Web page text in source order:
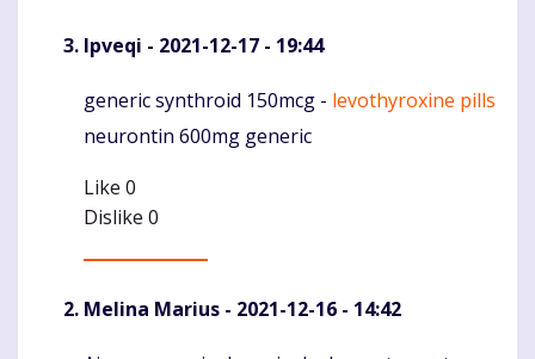
Ipveqi - 2021-12-17 - 19:44
Komentaras
generic synthroid 150mcg - levothyroxine pills
neurontin 600mg generic
Like 0
Dislike 0
Melina Marius - 2021-12-16 - 14:42